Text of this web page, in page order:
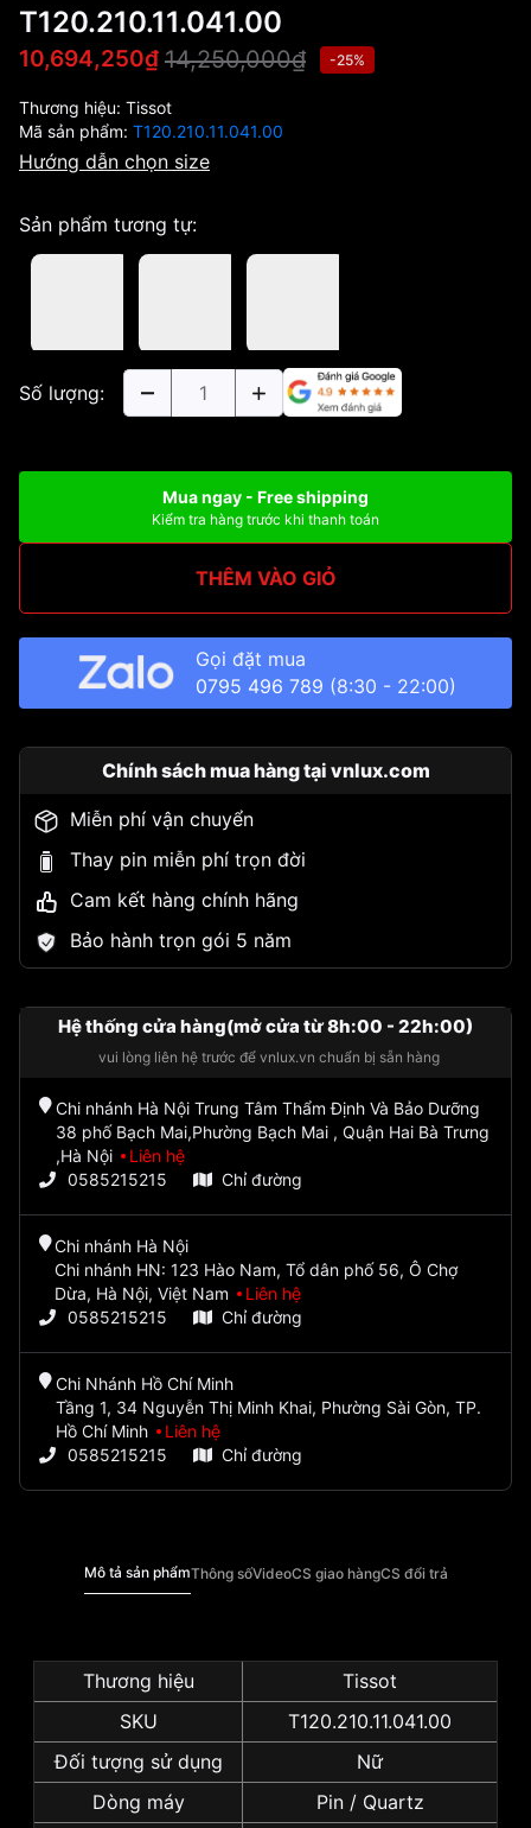
T120.210.11.041.00
10,694,250₫ 14,250,000₫ -25%
Thương hiệu: Tissot
Mã sản phẩm: T120.210.11.041.00
Hướng dẫn chọn size
Sản phẩm tương tự:
Số lượng:
Mua ngay - Free shipping
Kiểm tra hàng trước khi thanh toán
THÊM VÀO GIỎ
Gọi đặt mua
0795 496 789 (8:30 - 22:00)
Chính sách mua hàng tại vnlux.com
Miễn phí vận chuyển
Thay pin miễn phí trọn đời
Cam kết hàng chính hãng
Bảo hành trọn gói 5 năm
Hệ thống cửa hàng(mở cửa từ 8h:00 - 22h:00)
vui lòng liên hệ trước để vnlux.vn chuẩn bị sẵn hàng
Chi nhánh Hà Nội Trung Tâm Thẩm Định Và Bảo Dưỡng
38 phố Bạch Mai,Phường Bạch Mai , Quận Hai Bà Trưng
,Hà Nội
Liên hệ
0585215215
Chỉ đường
Chi nhánh Hà Nội
Chi nhánh HN: 123 Hào Nam, Tổ dân phố 56, Ô Chợ
Dừa, Hà Nội, Việt Nam
Liên hệ
0585215215
Chỉ đường
Chi Nhánh Hồ Chí Minh
Tầng 1, 34 Nguyễn Thị Minh Khai, Phường Sài Gòn, TP.
Hồ Chí Minh
Liên hệ
0585215215
Chỉ đường
Mô tả sản phẩmThông sốVideoCS giao hàngCS đổi trả
Thương hiệu
Tissot
SKU
T120.210.11.041.00
Đối tượng sử dụng
Nữ
Dòng máy
Pin / Quartz